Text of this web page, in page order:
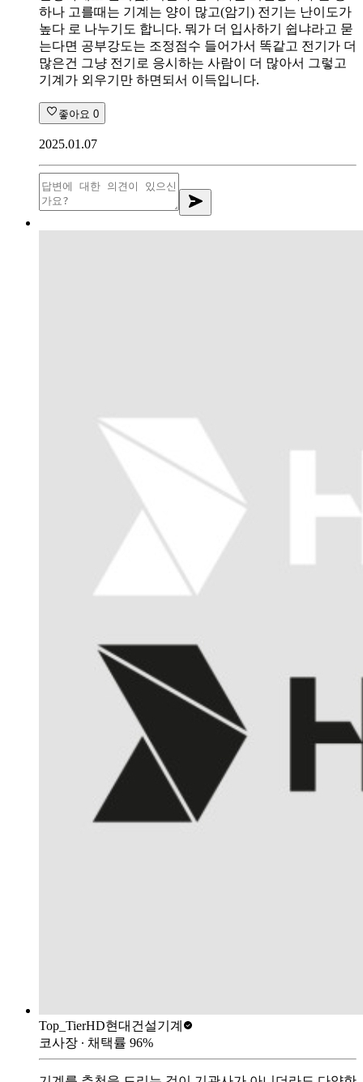
하나 고를때는 기계는 양이 많고(암기) 전기는 난이도가
높다 로 나누기도 합니다. 뭐가 더 입사하기 쉽냐라고 묻
는다면 공부강도는 조정점수 들어가서 똑같고 전기가 더
많은건 그냥 전기로 응시하는 사람이 더 많아서 그렇고
기계가 외우기만 하면되서 이득입니다.
좋아요 0
2025.01.07
Top_TierHD현대건설기계
코사장 ∙ 채택률 96%